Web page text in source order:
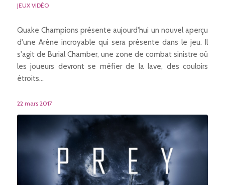
JEUX VIDÉO
Quake Champions présente aujourd'hui un nouvel aperçu
d'une Arène incroyable qui sera présente dans le jeu. Il
s'agit de Burial Chamber, une zone de combat sinistre où
les joueurs devront se méfier de la lave, des couloirs
étroits…
22 mars 2017